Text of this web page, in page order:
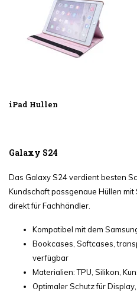
iPad Hullen
Galaxy S24
Das Galaxy S24 verdient besten
Kundschaft passgenaue Hüllen
direkt für Fachhändler.
Kompatibel mit dem
Bookcases, Softcases,
verfügbar
Materialien: TPU, Silikon,
Optimaler Schutz für